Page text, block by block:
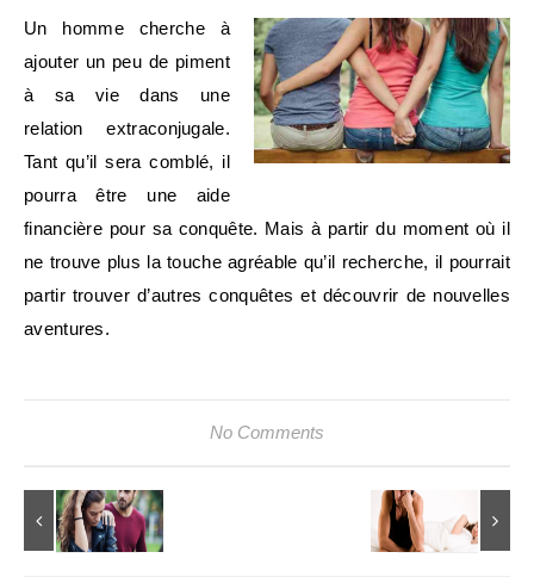
Un homme cherche à
ajouter un peu de piment
à sa vie dans une
relation extraconjugale.
Tant qu’il sera comblé, il
pourra être une aide
financière pour sa conquête. Mais à partir du moment où il
ne trouve plus la touche agréable qu’il recherche, il pourrait
partir trouver d’autres conquêtes et découvrir de nouvelles
aventures.
No Comments